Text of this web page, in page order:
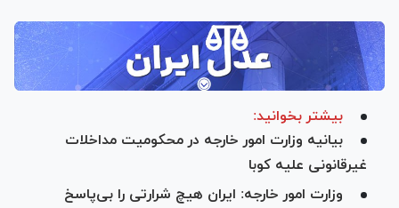
بیشتر بخوانید:
بیانیه وزارت امور خارجه در محکومیت مداخلات
غیرقانونی علیه کوبا
وزارت امور خارجه: ایران هیچ شرارتی را بی‌پاسخ